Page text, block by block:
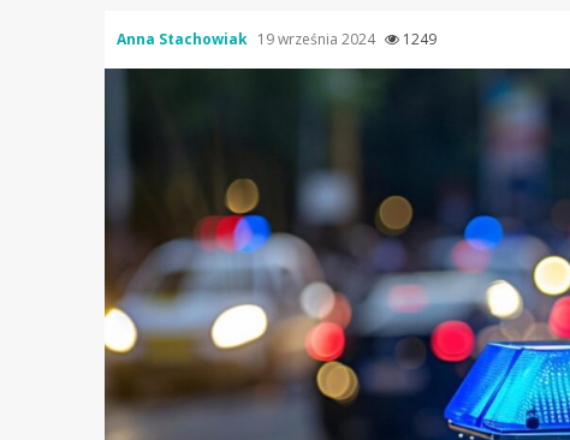
Anna Stachowiak 19 września 2024 1249